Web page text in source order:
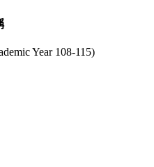
Year 108-115)